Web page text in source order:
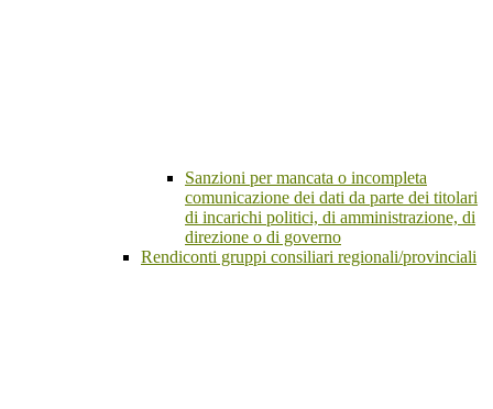
Sanzioni per mancata o incompleta
comunicazione dei dati da parte dei titolari
di incarichi politici, di amministrazione, di
direzione o di governo
Rendiconti gruppi consiliari regionali/provinciali